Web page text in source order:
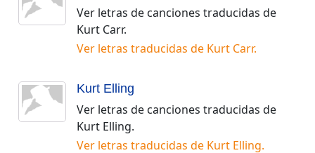
Ver letras de canciones traducidas de
Kurt Carr.
Ver letras traducidas de Kurt Carr.
Kurt Elling
Ver letras de canciones traducidas de
Kurt Elling.
Ver letras traducidas de Kurt Elling.